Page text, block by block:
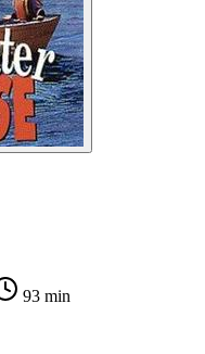
93 min